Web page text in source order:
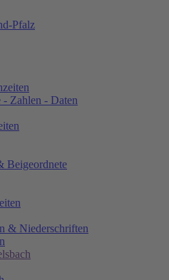
Zahlen - Daten
Beigeordnete
& Niederschriften